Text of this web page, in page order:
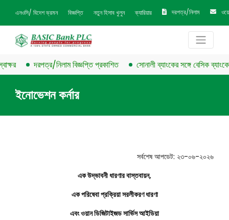
এনওসি/ বিদেশ ভ্রমন বিজ্ঞপ্তি নতুন হিসাব খুলুন ক্যারিয়ার দরপত্র/নিলাম
দরপত্র/নিলাম বিজ্ঞপ্তি প্রকাশিত সোনালী ব্যাংকের সঙ্গে বেসিক
ইনোভেশন কর্নার
সর্বশেষ আপডেট: ২৩-০৬-২০২৬
এক উদ্ভাবনী ধারণার বাস্তবায়ন,
এক পরিষেবা প্রক্রিয়া সরলীকরণ ধারণা
এবং ওয়ান ডিজিটাইজড সার্ভিস আইডিয়া